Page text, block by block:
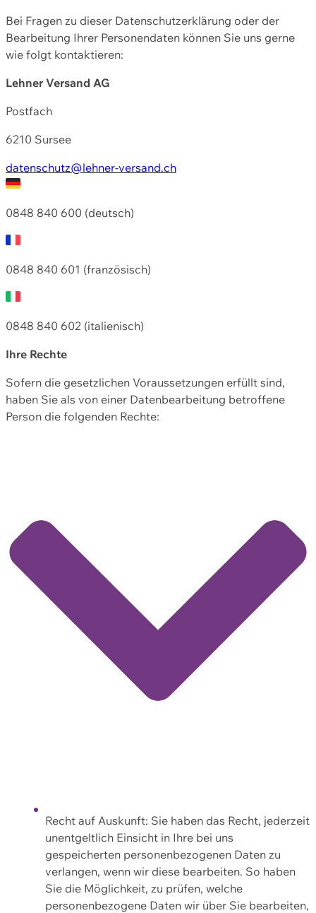
Bei Fragen zu dieser Datenschutzerklärung oder der
Bearbeitung Ihrer Personendaten können Sie uns gerne
wie folgt kontaktieren:
Lehner Versand AG
Postfach
6210 Sursee
datenschutz@lehner-versand.ch
0848 840 600 (deutsch)
0848 840 601 (französisch)
0848 840 602 (italienisch)
Ihre Rechte
Sofern die gesetzlichen Voraussetzungen erfüllt sind,
haben Sie als von einer Datenbearbeitung betroffene
Person die folgenden Rechte:
Recht auf Auskunft: Sie haben das Recht, jederzeit
unentgeltlich Einsicht in Ihre bei uns
gespeicherten personenbezogenen Daten zu
verlangen, wenn wir diese bearbeiten. So haben
Sie die Möglichkeit, zu prüfen, welche
personenbezogene Daten wir über Sie bearbeiten,